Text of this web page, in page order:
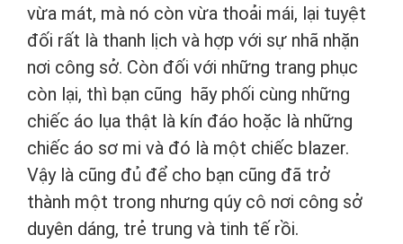
vừa mát, mà nó còn vừa thoải mái, lại tuyệt
đối rất là thanh lịch và hợp với sự nhã nhặn
nơi công sở. Còn đối với những trang phục
còn lại, thì bạn cũng hãy phối cùng những
chiếc áo lụa thật là kín đáo hoặc là những
chiếc áo sơ mi và đó là một chiếc blazer.
Vậy là cũng đủ để cho bạn cũng đã trở
thành một trong nhưng qúy cô nơi công sở
duyên dáng, trẻ trung và tinh tế rồi.